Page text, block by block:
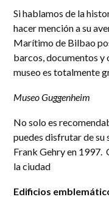
Si hablamos de la
hacer mención a su
Marítimo de Bilbao
barcos, documentos y
museo es totalmente
Museo Guggenheim
No solo es
puedes disfrutar de
Frank Gehry en 1997.
la ciudad
Edificios